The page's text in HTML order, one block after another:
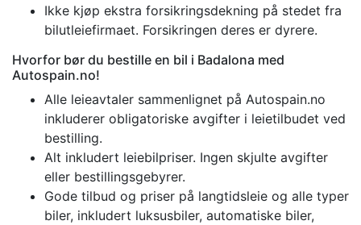
Ikke kjøp ekstra forsikringsdekning på stedet fra
bilutleiefirmaet. Forsikringen deres er dyrere.
Hvorfor bør du bestille en bil i Badalona med
Autospain.no!
Alle leieavtaler sammenlignet på Autospain.no
inkluderer obligatoriske avgifter i leietilbudet ved
bestilling.
Alt inkludert leiebilpriser. Ingen skjulte avgifter
eller bestillingsgebyrer.
Gode ​​tilbud og priser på langtidsleie og alle typer
biler, inkludert luksusbiler, automatiske biler,